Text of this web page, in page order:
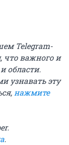
Telegram-
что важного и
области.
узнавать эту
нажмите
.